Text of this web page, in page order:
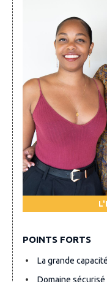
POINTS FORTS
La grande
Domaine